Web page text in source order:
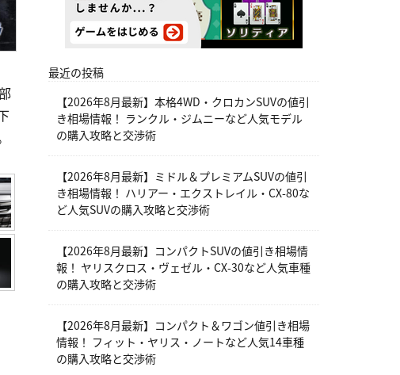
最近の投稿
【2026年8月最新】本格4WD・クロカンSUVの値引
き相場情報！ ランクル・ジムニーなど人気モデル
の購入攻略と交渉術
【2026年8月最新】ミドル＆プレミアムSUVの値引
き相場情報！ ハリアー・エクストレイル・CX-80な
ど人気SUVの購入攻略と交渉術
【2026年8月最新】コンパクトSUVの値引き相場情
報！ ヤリスクロス・ヴェゼル・CX-30など人気車種
の購入攻略と交渉術
【2026年8月最新】コンパクト＆ワゴン値引き相場
情報！ フィット・ヤリス・ノートなど人気14車種
の購入攻略と交渉術